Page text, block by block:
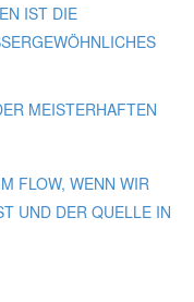
IST DIE
MEISTERHAFTEN
FLOW, WENN WIR
UND DER QUELLE IN